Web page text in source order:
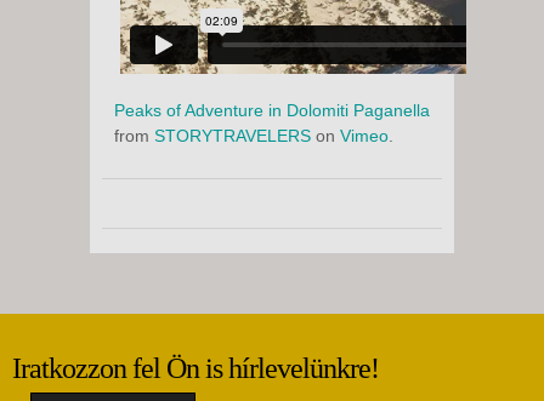
Peaks of Adventure in Dolomiti Paganella
from STORYTRAVELERS on Vimeo
Iratkozzon fel Ön is hírlevelünkre!